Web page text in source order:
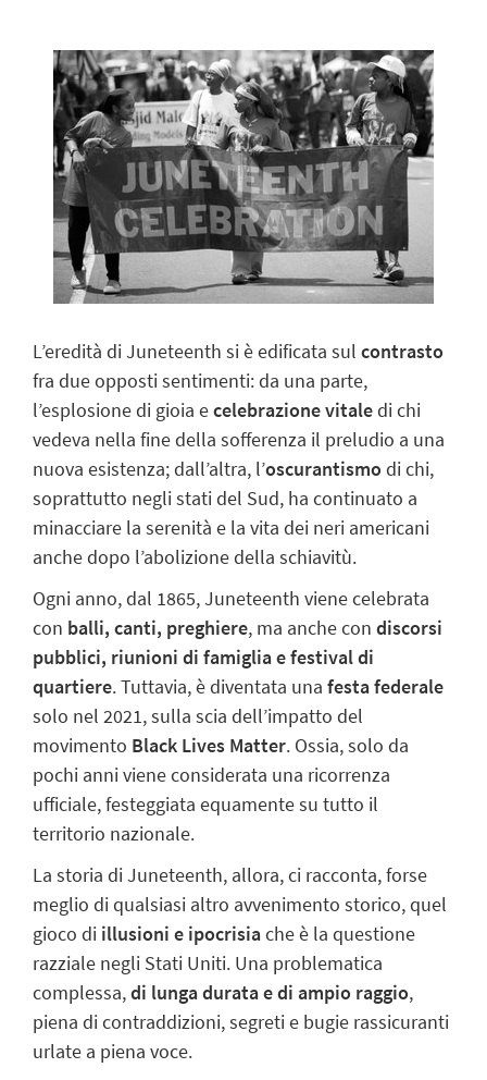
L’eredità di Juneteenth si è edificata sul contrasto
fra due opposti sentimenti: da una parte,
l’esplosione di gioia ecelebrazione vitaledi chi
vedeva nella fine della sofferenza il preludio a una
nuova esistenza; dall’altra, l’oscurantismodi chi,
soprattutto negli stati del Sud, ha continuato a
minacciare la serenità e la vita dei neri americani
anche dopo l’abolizione della schiavitù.
Ogni anno, dal 1865, Juneteenth viene celebrata
con balli, canti, preghiere, ma anche con discorsi
pubblici, riunioni di famiglia e festival di
quartiere. Tuttavia, è diventata una festa federale
solo nel 2021, sulla scia dell’impatto del
movimento Black Lives Matter. Ossia, solo da
pochi anni viene considerata una ricorrenza
ufficiale, festeggiata equamente su tutto il
territorio nazionale.
La storia di Juneteenth, allora, ci racconta, forse
meglio di qualsiasi altro avvenimento storico, quel
gioco di illusioni e ipocrisiache è la questione
razziale negli Stati Uniti. Una problematica
complessa,di lunga durata e di ampio raggio,
piena di contraddizioni, segreti e bugie rassicuranti
urlate a piena voce.